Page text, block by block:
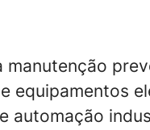
manutenção
equipamentos
automação